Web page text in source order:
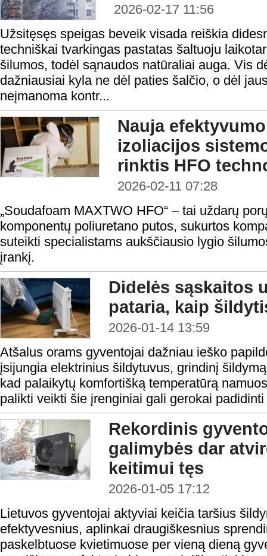
2026-02-17 11:56
Užsitęsęs speigas beveik visada reiškia
techniškai tvarkingas pastatas šaltuoju
šilumos, todėl sąnaudos natūraliai auga. Vis
dažniausiai kyla ne dėl paties šalčio, o dėl
neįmanoma kontr...
Nauja
izoliacijos
rinktis HFO
2026-02-11 07:28
„Soudafoam MAXTWO HFO“ – tai uždarų
komponentų poliuretano putos, sukurtos
suteikti specialistams aukščiausio lygio
įrankį.
Didelės sąskaitos
pataria, kaip
2026-01-14 13:59
Atšalus orams gyventojai dažniau ieško
įsijungia elektrinius šildytuvus, grindinį
kad palaikytų komfortišką temperatūrą
palikti veikti šie įrenginiai gali gerokai
Rekordinis
galimybės dar
keitimui tęs
2026-01-05 17:12
Lietuvos gyventojai aktyviai keičia taršius
efektyvesnius, aplinkai draugiškesnius
paskelbtuose kvietimuose per vieną dieną